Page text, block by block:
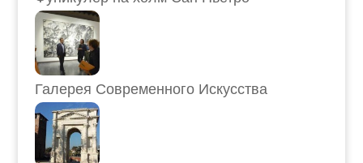
Галерея Современного Искусства